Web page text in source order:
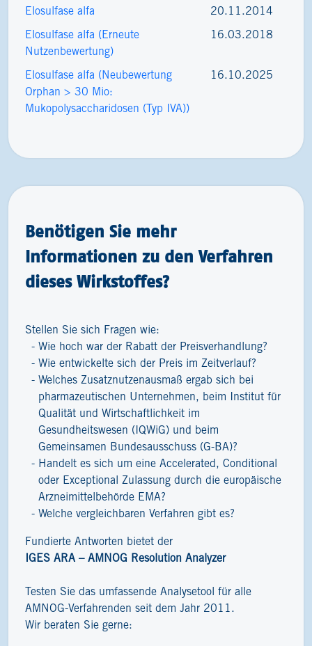
Elosulfase alfa 20.11.2014
Elosulfase alfa (Erneute
Nutzenbewertung)
16.03.2018
Elosulfase alfa (Neubewertung
Orphan > 30 Mio:
Mukopolysaccharidosen (Typ IVA))
16.10.2025
Benötigen Sie mehr
Informationen zu den Verfahren
dieses Wirkstoffes?
Stellen Sie sich Fragen wie:
Wie hoch war der Rabatt der Preisverhandlung?
Wie entwickelte sich der Preis im Zeitverlauf?
Welches Zusatznutzenausmaß ergab sich bei
pharmazeutischen Unternehmen, beim Institut für
Qualität und Wirtschaftlichkeit im
Gesundheitswesen (IQWiG) und beim
Gemeinsamen Bundesausschuss (G-BA)?
Handelt es sich um eine Accelerated, Conditional
oder Exceptional Zulassung durch die europäische
Arzneimittelbehörde EMA?
Welche vergleichbaren Verfahren gibt es?
Fundierte Antworten bietet der
IGES ARA – AMNOG Resolution Analyzer
Testen Sie das umfassende Analysetool für alle
AMNOG-Verfahrenden seit dem Jahr 2011.
Wir beraten Sie gerne: